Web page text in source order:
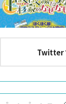
Twitter